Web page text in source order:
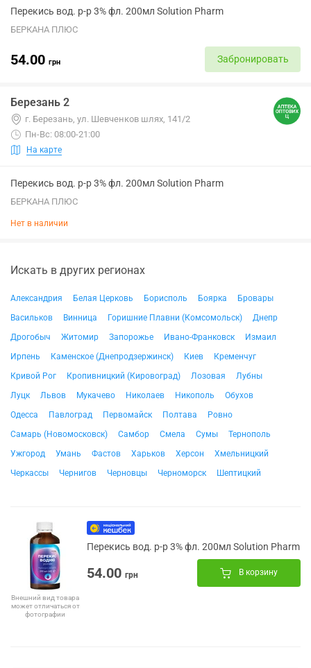
Перекись вод. р-р 3% фл. 200мл Solution Pharm
БЕРКАНА ПЛЮС
54.00 грн Забронировать
Березань 2
г. Березань, ул. Шевченков шлях, 141/2
Пн-Вс: 08:00-21:00
На карте
Перекись вод. р-р 3% фл. 200мл Solution Pharm
БЕРКАНА ПЛЮС
Нет в наличии
Искать в других регионах
Александрия Белая Церковь Борисполь Боярка
Бровары
Васильков
Винница Горишние Плавни (Комсомольск)
Днепр
Дрогобыч
Житомир Запорожье Ивано-Франковск
Измаил
Ирпень
Каменское (Днепродзержинск) Киев
Кременчуг
Кривой Рог
Кропивницкий (Кировоград) Лозовая
Лубны
Луцк
Львов Мукачево Николаев Никополь
Обухов
Одесса
Павлоград Первомайск Полтава
Ровно
Самарь (Новомосковск)
Самбор Смела Сумы
Тернополь
Ужгород
Умань Фастов Харьков Херсон
Хмельницкий
Черкассы
Чернигов Черновцы Черноморск Шептицкий
Внешний вид товара
может отличаться от
фотографии
Перекись вод. р-р 3% фл. 200мл Solution Pharm
54.00 грн В корзину